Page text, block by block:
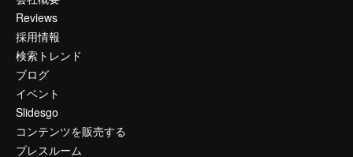
Reviews
採用情報
検索トレンド
ブログ
イベント
Slidesgo
コンテンツを販売する
プレスルーム